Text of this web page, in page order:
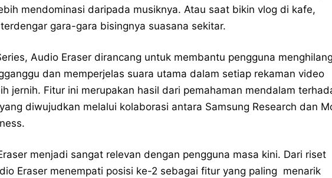
mendominasi daripada musiknya. Atau saat bikin vlog di kafe,
gara-gara bisingnya suasana sekitar.
Audio Eraser dirancang untuk membantu pengguna
dan memperjelas suara utama dalam setiap rekaman video
jernih. Fitur ini merupakan hasil dari pemahaman mendalam
diwujudkan melalui kolaborasi antara Samsung Research dan
menjadi sangat relevan dengan pengguna masa kini. Dari riset
Eraser menempati posisi ke-2 sebagai fitur yang paling menarik